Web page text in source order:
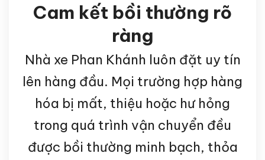
Cam kết bồi thường rõ
ràng
Nhà xe Phan Khánh luôn đặt uy tín
lên hàng đầu. Mọi trường hợp hàng
hóa bị mất, thiệu hoặc hư hỏng
trong quá trình vận chuyển đều
được bồi thường minh bạch, thỏa